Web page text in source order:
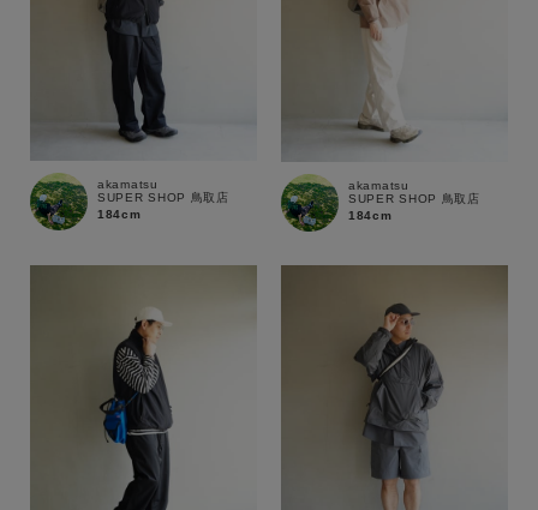
商品タイプ
通常商品 予約商品
セール価格 WEB限定
在庫
在庫あり 在庫なし含む
akamatsu
SUPER SHOP 鳥取店
184cm
akamatsu
SUPER SHOP 鳥取店
184cm